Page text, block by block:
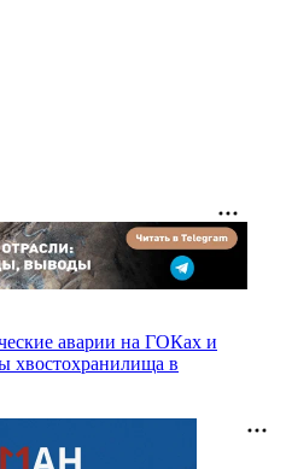
аварии на ГОКах и
хвостохранилища в